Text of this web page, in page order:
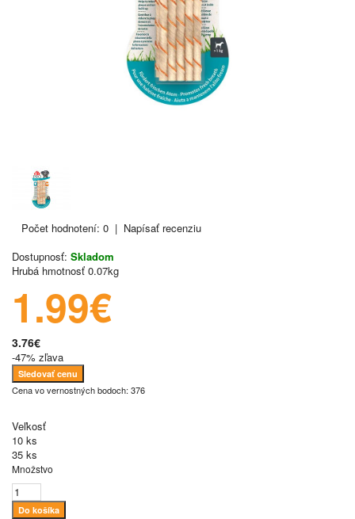
Počet hodnotení: 0 | Napísať recenziu
Dostupnosť: Skladom
Hrubá hmotnosť 0.07kg
1.99€
3.76€
-47% zľava
Sledovať cenu
Cena vo vernostných bodoch: 376
Veľkosť
10 ks
35 ks
Množstvo